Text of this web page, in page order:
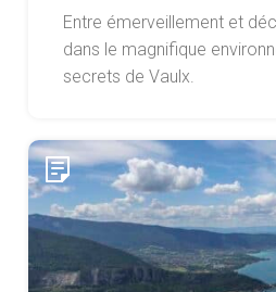
Entre émerveillement et
dans le magnifique
secrets de Vaulx.